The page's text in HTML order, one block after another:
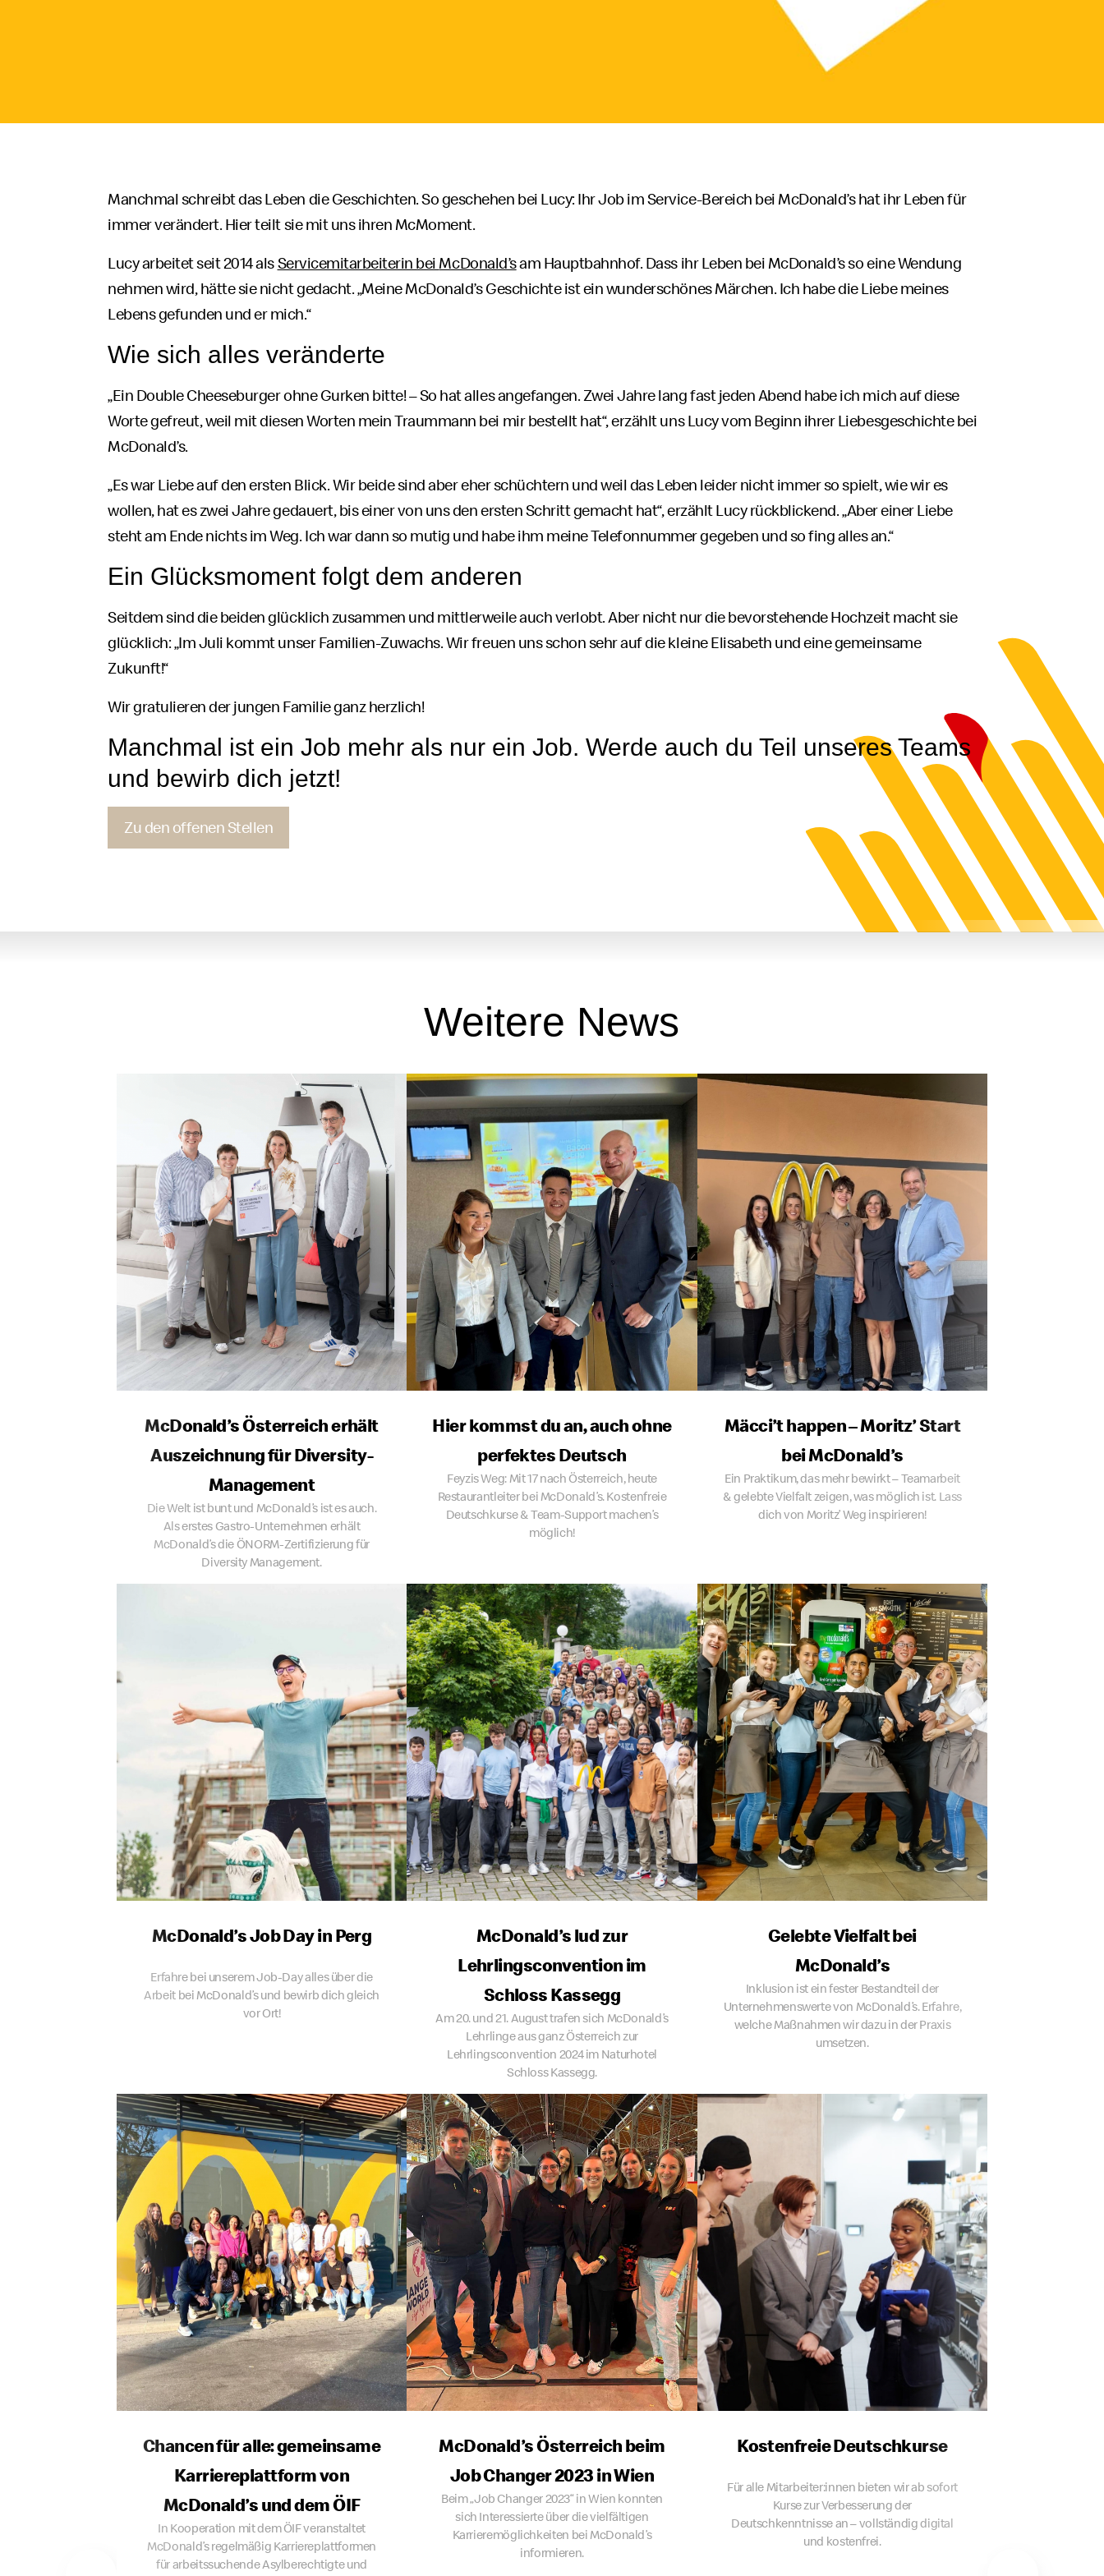
Manchmal schreibt das Leben die Geschichten. So geschehen bei Lucy: Ihr Job im Service-Bereich bei McDonald’shat ihr Leben für
immer verändert. Hier teilt sie mit uns ihren McMomentMac
.
Lucy arbeitet seit 2014 alsServicemitarbeiterin bei McDonald’sam Hauptbahnhof. Dass ihr Leben bei McDonald’sso eine Wendung
nehmen wird, hätte sie nicht gedacht. „MeineMcDonald’sGeschichte ist ein wunderschönes Märchen. Ich habe die Liebe meines
Lebens gefunden und er mich.“
Wie sich alles veränderte
„Ein Double Cheeseburgerohne Gurken bitte! – So hat alles angefangen. Zwei Jahre lang fast jeden Abend habe ich mich auf diese
Worte gefreut, weil mit diesen Worten mein Traummann bei mir bestellt hat“, erzählt uns Lucy vom Beginn ihrer Liebesgeschichte bei
McDonald’s.
„Es war Liebe auf den ersten Blick. Wir beide sind aber eher schüchtern und weil das Leben leider nicht immer so spielt, wie wir es
wollen, hat es zwei Jahre gedauert, bis einer von uns den ersten Schritt gemacht hat“, erzählt Lucy rückblickend. „Aber einer Liebe
steht am Ende nichts im Weg. Ich war dann so mutig und habe ihm meine Telefonnummer gegeben und so fing alles an.“
Ein Glücksmoment folgt dem anderen
Seitdem sind die beiden glücklich zusammen und mittlerweile auch verlobt. Aber nicht nur die bevorstehende Hochzeit macht sie
glücklich: „Im Juli kommt unser Familien-Zuwachs. Wir freuen uns schon sehr auf die kleine Elisabeth und eine gemeinsame
Zukunft!“
Wir gratulieren der jungen Familie ganz herzlich!
Manchmal ist ein Job mehr als nur ein Job. Werde auch du Teil unseres Teams
und bewirb dich jetzt!
Zu den offenen Stellen
Weitere News
McDonald’s Österreich erhält
Auszeichnung für Diversity-
Management
Die Welt ist bunt und McDonald’s ist es auch.
Als erstes Gastro-Unternehmen erhält
McDonald’s die ÖNORM-Zertifizierung für
Diversity Management.
Hier kommst du an, auch ohne
perfektes Deutsch
Feyzis Weg: Mit 17 nach Österreich, heute
Restaurantleiter bei McDonald’s. Kostenfreie
Deutschkurse & Team-Support machen’s
möglich!
Mäcci’t happen – Moritz’ Start
bei McDonald’s
Ein Praktikum, das mehr bewirkt – Teamarbeit
& gelebte Vielfalt zeigen, was möglich ist. Lass
dich von Moritz’ Weg inspirieren!
McDonald’s Job Day in Perg
Erfahre bei unserem Job-Day alles über die
Arbeit bei McDonald’s und bewirb dich gleich
vor Ort!
McDonald’s lud zur
Lehrlingsconvention im
Schloss Kassegg
Am 20. und 21. August trafen sich McDonald’s
Lehrlinge aus ganz Österreich zur
Lehrlingsconvention 2024 im Naturhotel
Schloss Kassegg.
Gelebte Vielfalt bei
McDonald’s
Inklusion ist ein fester Bestandteil der
Unternehmenswerte von McDonald’s. Erfahre,
welche Maßnahmen wir dazu in der Praxis
umsetzen.
Chancen für alle: gemeinsame
Karriereplattform von
McDonald’s und dem ÖIF
In Kooperation mit dem ÖIF veranstaltet
McDonald’s regelmäßig Karriereplattformen
für arbeitssuchende Asylberechtigte und
McDonald’s Österreich beim
Job Changer 2023 in Wien
Beim „Job Changer 2023“ in Wien konnten
sich Interessierte über die vielfältigen
Karrieremöglichkeiten bei McDonald’s
informieren.
Kostenfreie Deutschkurse
Für alle Mitarbeiter:innen bieten wir ab sofort
Kurse zur Verbesserung der
Deutschkenntnisse an – vollständig digital
und kostenfrei.